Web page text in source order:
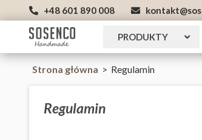
+48 601 890 008
PRODUKTY
Strona główna > Regulamin
Regulamin